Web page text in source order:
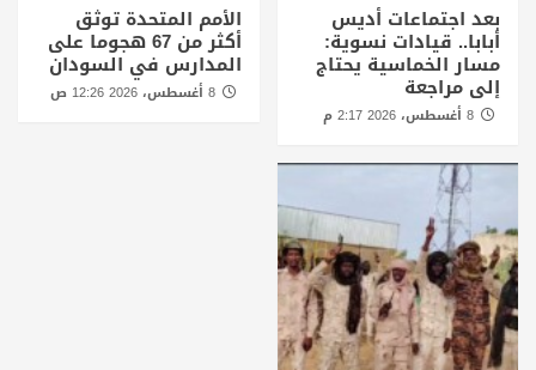
بعد اجتماعات أديس
أبابا.. قيادات نسوية:
مسار الخماسية يحتاج
إلى مراجعة
الأمم المتحدة توثق
أكثر من 67 هجوما على
المدارس في السودان
8 أغسطس، 2026 12:26 ص